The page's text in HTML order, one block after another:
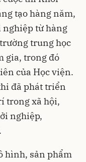
tạo hàng năm,
nghiệp từ hàng
trung học
gia, trong đó
của Học viện.
đã phát triển
trong xã hội,
nghiệp,
hình, sản phẩm